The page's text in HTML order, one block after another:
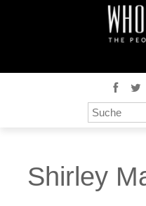
Shirley